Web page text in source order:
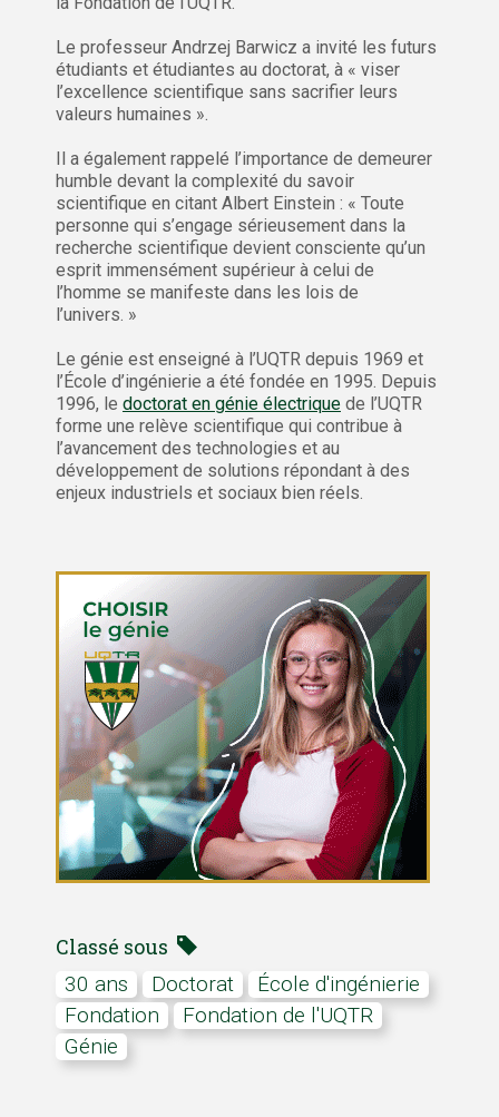
Le professeur Andrzej Barwicz a invité les futurs
étudiants et étudiantes au doctorat, à « viser
l’excellence scientifique sans sacrifier leurs
valeurs humaines ».
Il a également rappelé l’importance de demeurer
humble devant la complexité du savoir
scientifique en citant Albert Einstein : « Toute
personne qui s’engage sérieusement dans la
recherche scientifique devient consciente qu’un
esprit immensément supérieur à celui de
l’homme se manifeste dans les lois de
l’univers. »
Le génie est enseigné à l’UQTR depuis 1969 et
l’École d’ingénierie a été fondée en 1995. Depuis
1996, le doctorat en génie électrique de l’UQTR
forme une relève scientifique qui contribue à
l’avancement des technologies et au
développement de solutions répondant à des
enjeux industriels et sociaux bien réels.
Classé sous
30 ans doctorat
École d'ingénierie
Fondation
Fondation de l'UQTR
Génie